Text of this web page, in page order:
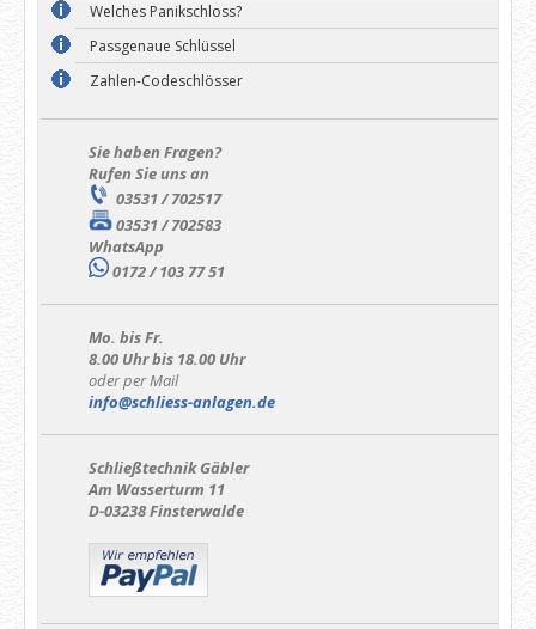
Welches Panikschloss?
Passgenaue Schlüssel
Zahlen-Codeschlösser
Sie haben Fragen?
Rufen Sie uns an
03531 / 702517
03531 / 702583
WhatsApp
0172 / 103 77 51
Mo. bis Fr.
8.00 Uhr bis 18.00 Uhr
oder per Mail
info@schliess-anlagen.de
Schließtechnik Gäbler
Am Wasserturm 11
D-03238 Finsterwalde